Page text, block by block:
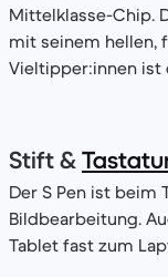
Mittelklasse-Chip.
mit seinem hellen,
Vieltipper:innen ist
Stift &
Der S Pen ist beim
Bildbearbeitung.
Tablet fast zum